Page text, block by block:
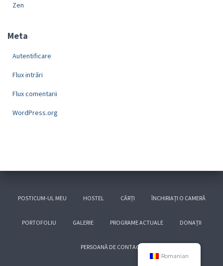
Zen
Meta
Autentificare
Flux intrări
Flux comentarii
WordPress.org
POSTICUM-UL MEU HOSTEL CĂRȚI ÎNCHIRIAȚI O CAMERĂ
PORTOFOLIU GALERIE PROGRAME ACTUALE DONAȚII
PERSOANĂ DE CONTACT
Romanian